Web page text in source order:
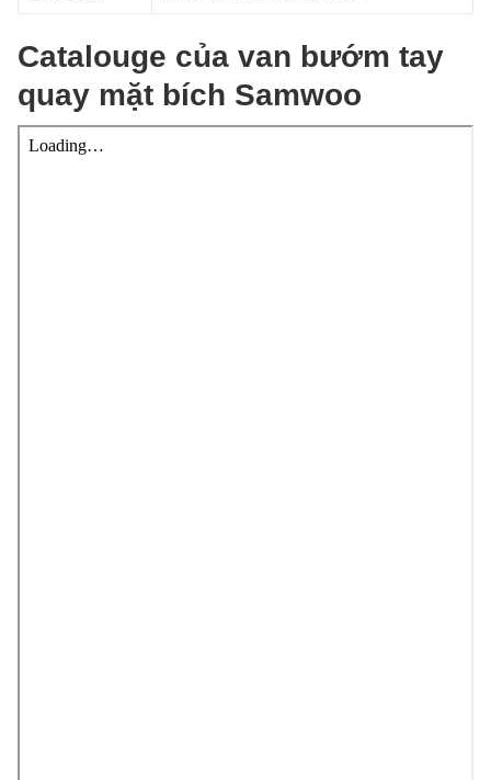
Catalouge của van bướm tay
quay mặt bích Samwoo